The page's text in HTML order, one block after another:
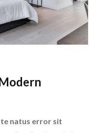
natus error sit